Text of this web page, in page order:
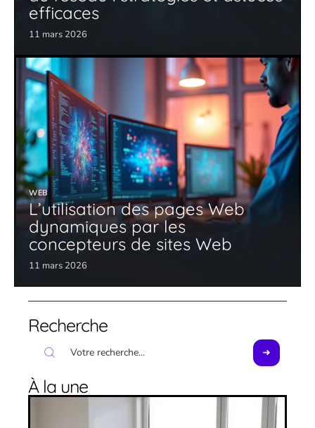
efficaces
11 mars 2026
WEB
L’utilisation des pages Web
dynamiques par les
concepteurs de sites Web
11 mars 2026
Recherche
À la une